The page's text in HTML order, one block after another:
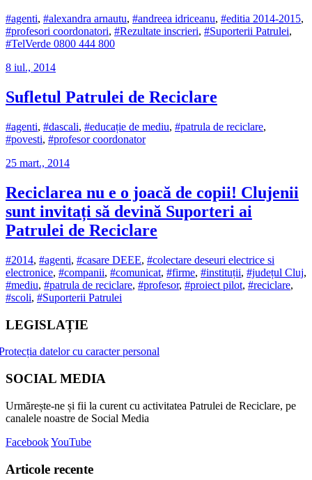
#agenti, #alexandra arnautu, #andreea idriceanu, #editia 2014-2015,
#profesori coordonatori, #Rezultate inscrieri, #Suporterii Patrulei,
#TelVerde 0800 444 800
8 iul., 2014
Sufletul Patrulei de Reciclare
#agenti, #dascali, #educație de mediu, #patrula de reciclare,
#povesti, #profesor coordonator
25 mart., 2014
Reciclarea nu e o joacă de copii! Clujenii
sunt invitați să devină Suporteri ai
Patrulei de Reciclare
#2014, #agenti, #casare DEEE, #colectare deseuri electrice si
electronice, #companii, #comunicat, #firme, #instituții, #județul Cluj,
#mediu, #patrula de reciclare, #profesor, #proiect pilot, #reciclare,
#scoli, #Suporterii Patrulei
LEGISLAȚIE
datelor cu caracter personal
SOCIAL MEDIA
Urmărește-ne și fii la curent cu activitatea Patrulei de Reciclare, pe
canalele noastre de Social Media
FacebookYouTube
Articole recente